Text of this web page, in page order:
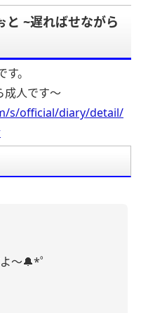
~遅ればせながら
。
成人です〜
s/official/diary/detail/
〜🔔*゜